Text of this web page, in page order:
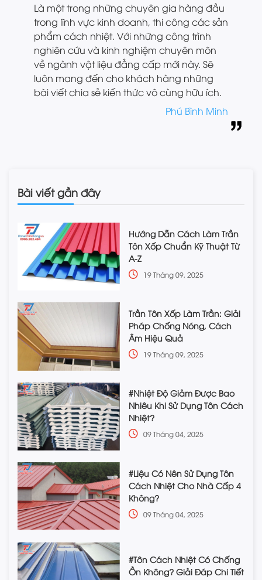
Là một trong những chuyên gia hàng đầu
trong lĩnh vực kinh doanh, thi công các sản
phẩm cách nhiệt. Với những công trình
nghiên cứu và kinh nghiệm chuyên môn
về ngành vật liệu đẳng cấp mới này. Sẽ
luôn mang đến cho khách hàng những
bài viết chia sẻ kiến thức vô cùng hữu ích.
Phú Bình Minh
Bài viết gần đây
Hướng Dẫn Cách Làm Trần
Tôn Xốp Chuẩn Kỹ Thuật Từ
A-Z
19 Tháng 09, 2025
Trần Tôn Xốp Làm Trần: Giải
Pháp Chống Nóng, Cách
Âm Hiệu Quả
19 Tháng 09, 2025
#Nhiệt Độ Giảm Được Bao
Nhiêu Khi Sử Dụng Tôn Cách
Nhiệt?
09 Tháng 04, 2025
#Liệu Có Nên Sử Dụng Tôn
Cách Nhiệt Cho Nhà Cấp 4
Không?
09 Tháng 04, 2025
#Tôn Cách Nhiệt Có Chống
Ồn Không? Giải Đáp Chi Tiết